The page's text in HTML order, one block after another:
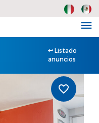
Listado
anuncios